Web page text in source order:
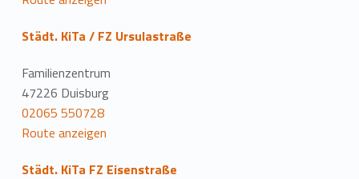
Städt. KiTa / FZ Ursulastraße
Familienzentrum
47226 Duisburg
02065 550728
Route anzeigen
Städt. KiTa FZ Eisenstraße